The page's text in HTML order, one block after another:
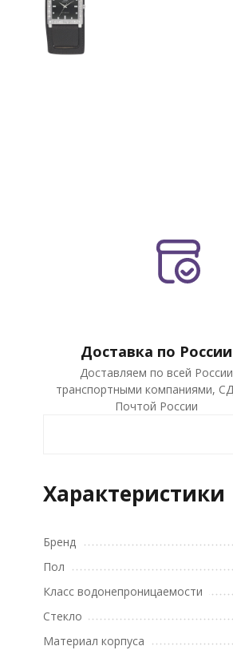
Доставка по России
Доставляем по всей России
транспортными компаниями,
Почтой России
Характеристики
Бренд
Пол
Класс водонепроницаемости
Стекло
Материал корпуса